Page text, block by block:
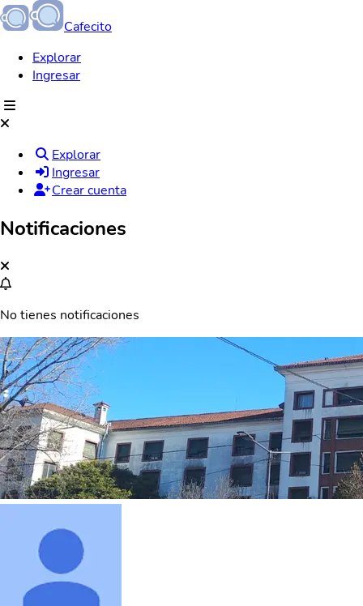
Cafecito
Explorar
Ingresar
Explorar
Ingresar
Crear cuenta
Notificaciones
No tienes notificaciones